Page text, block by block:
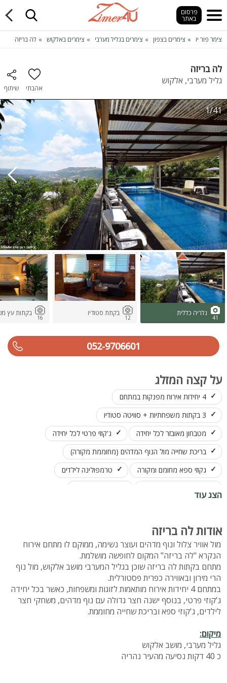
פרסום
באתר
צימר פור יו צימרים בצפון צימרים בגליל מערבי צימרים באלקוש לה בריזה
לה בריזה
גליל מערבי, אלקוש
אהבתי שיתוף
1/41
41
גלריה כללית
12
בקתת סטודיו
16
בקתות עץ
052-9706601
על קצה המזלג
4 יחידות אירוח מפנקות במתחם
3 בקתות משפחתיות + סוויטה סטודיו
מטבחון מאובזר לכל יחידה
ג'קוזי פרטי לכל יחידה
בריכת שחייה מול הנוף המדהים (מחוממת מקורה)
גקוזי ספא מחומם ומקורה
טרמפולינה לילדים
הצג עוד
אודות לה בריזה
מול אוויר צלול ונוף מדהים ועוצר נשימה, ממוקם לו מתחם אירוח
הנקרא "לה בריזה" המקום לחופשה מושלמת.
מתחם בקתות לה בריזה שוכן בגליל המערבי מושב אלקוש, מול נוף
הרי מירון ובאווירה כפרית פסטורלית.
במתחם 4 יחידות אירוח מותאמות לזוגות ומשפחות, כאשר בכל יחידה
ג'קוזי פרטי, בנוסף ישנה חצר גדולה עם נוף מדהים, משחקי חצר
לילדים, ג'קוזי ספא ובריכת שחייה מחוממת.
מיקום:
גליל מערבי, מושב אלקוש
כ 40 דקות נסיעה מהעיר נהריה